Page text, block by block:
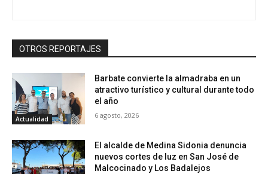
OTROS REPORTAJES
Actualidad
Barbate convierte la almadraba en un
atractivo turístico y cultural durante todo
el año
6 agosto, 2026
El alcalde de Medina Sidonia denuncia
nuevos cortes de luz en San José de
Malcocinado y Los Badalejos